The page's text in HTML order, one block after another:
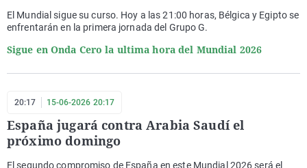
El Mundial sigue su curso. Hoy a las 21:00 horas, Bélgica y Egipto se
enfrentarán en la primera jornada del Grupo G.
Sigue en Onda Cero la ultima hora del Mundial 2026
20:17 15-06-2026 20:17
España jugará contra Arabia Saudí el
próximo domingo
El segundo compromiso de España en este Mundial 2026 será el